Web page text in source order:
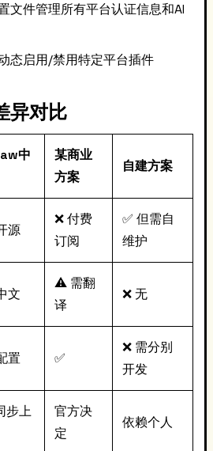
文件管理所有平台认证信息和AI
态启用/禁用特定平台插件
异对比
中
某商业
方案
自建方案
源
❌ 付费
订阅
✅ 但需自
维护
文
⚠️ 需翻
译
❌ 无
置 ✅
❌ 需分别
开发
步上
官方决
定
依赖个人